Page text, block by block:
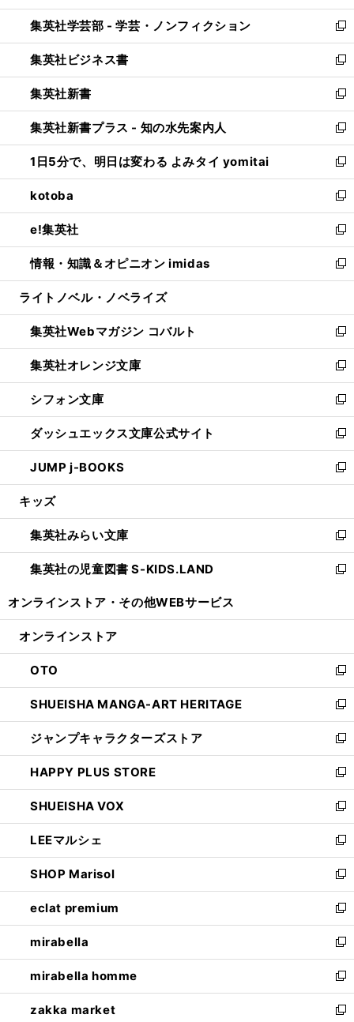
開
く
ウ
で
開
く
ン
ド
ウ
で
開
く
ウ
ィ
ン
ド
ウ
で
開
く
集英社学芸部 - 学芸・ノンフィクション
新
し
い
ウ
ィ
ン
ド
ウ
で
開
く
集英社ビジネス書
新
し
い
ウ
ィ
ン
ド
ウ
で
開
く
集英社新書
新
し
い
ウ
ィ
ン
ド
ウ
で
開
く
集英社新書プラス - 知の水先案内人
新
し
い
ウ
ィ
ン
ド
ウ
で
開
1日5分で、明日は変わる よみタイ yomitai
新
し
い
ウ
ィ
ン
ド
ウ
開
く
kotoba
新
し
い
ウ
ィ
ン
ウ
で
開
く
e!集英社
新
し
い
ウ
ン
ド
ウ
で
開
く
情報・知識＆オピニオン imidas
新
し
ウ
ィ
ン
ド
ウ
で
開
く
ライトノベル・ノベライズ
集英社Webマガジン コバルト
新
し
い
ウ
ィ
ン
ド
ウ
で
開
集英社オレンジ文庫
新
し
い
ウ
ィ
ン
ド
ウ
開
く
シフォン文庫
新
し
い
ウ
ィ
ン
ウ
で
開
く
ダッシュエックス文庫公式サイト
新
し
い
ウ
ン
ド
ウ
で
JUMP j-BOOKS
新
し
ウ
ィ
ン
ド
開
キッズ
集英社みらい文庫
新
し
い
ン
ウ
で
開
く
集英社の児童図書 S-KIDS.LAND
新
ウ
ン
ド
ウ
で
開
く
オンラインストア・ その他WEBサービス
オンラインストア
OTO
新
し
い
ウ
ィ
ン
ド
ウ
で
開
く
SHUEISHA MANGA-ART HERITAGE
新
し
い
ウ
ィ
ン
ド
ウ
で
開
く
ジャンプキャラクターズストア
新
し
い
ウ
ィ
ン
ド
ウ
で
開
く
HAPPY PLUS STORE
新
し
い
ウ
ィ
ン
ド
ウ
で
開
く
SHUEISHA VOX
新
し
い
ウ
ィ
ン
ド
ウ
で
開
く
LEEマルシェ
新
し
い
ウ
ィ
ン
ド
ウ
で
開
く
SHOP Marisol
新
し
い
ウ
ィ
ン
ド
ウ
で
eclat premium
新
し
い
ウ
ィ
ン
ド
mirabella
新
し
い
ウ
ィ
mirabella homme
新
し
い
zakka market 新